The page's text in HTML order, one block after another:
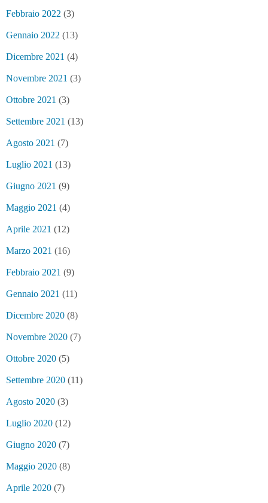
Febbraio 2022 (3)
Gennaio 2022 (13)
Dicembre 2021 (4)
Novembre 2021 (3)
Ottobre 2021 (3)
Settembre 2021 (13)
Agosto 2021 (7)
Luglio 2021 (13)
Giugno 2021 (9)
Maggio 2021 (4)
Aprile 2021 (12)
Marzo 2021 (16)
Febbraio 2021 (9)
Gennaio 2021 (11)
Dicembre 2020 (8)
Novembre 2020 (7)
Ottobre 2020 (5)
Settembre 2020 (11)
Agosto 2020 (3)
Luglio 2020 (12)
Giugno 2020 (7)
Maggio 2020 (8)
Aprile 2020 (7)